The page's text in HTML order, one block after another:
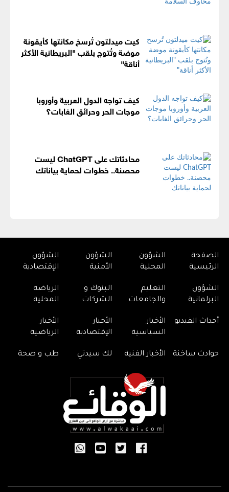
كيت ميدلتون تُرسخ مكانتها كأيقونة
موضة وتُتوج بلقب "البريطانية الأكثر
أناقة"
كيف تواجه الدول العربية وأوروبا
موجات الحر وحرائق الغابات؟
محادثاتك على ChatGPT ليست
محصنة.. خطوات لحماية بياناتك
الصفحة
الرئيسية
الشؤون
المحلية
الشؤون
الأمنية
الشؤون
الإقتصادية
الشؤون
البرلمانية
التعليم
والجامعات
البنوك و
الشركات
الرياضة
المحلية
أحداث الفيديو
الأخبار
السياسية
الأخبار
الإقتصادية
الأخبار
الرياضية
حوادث ساخنة الأخبار الفنية لك سيدتي طب و صحة